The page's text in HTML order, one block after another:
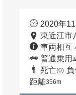
2020年
東近江市
車両相互
普通乗用
死亡(0) 負
距離356m